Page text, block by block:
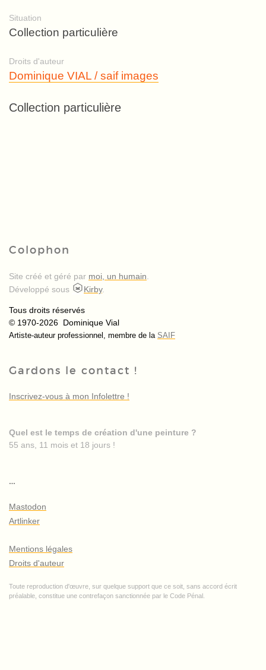
Situation
Collection particulière
Droits d'auteur
Dominique VIAL / saif images
Collection particulière
Colophon
Site créé et géré par moi, un humain
Développé sous
Kirby.
Tous droits réservés
© 1970-2026 Dominique Vial
Artiste-auteur professionnel, membre de la SAIF
Gardons le contact !
Inscrivez-vous à mon Infolettre !
Quel est le temps de création d'une peinture ?
55 ans, 11 mois et 18 jours !
…
Mastodon
Artlinker
Mentions légales
Droits d'auteur
Toute reproduction d'œuvre, sur quelque support que ce soit, sans accord écrit
préalable, constitue une contrefaçon sanctionnée par le Code Pénal.